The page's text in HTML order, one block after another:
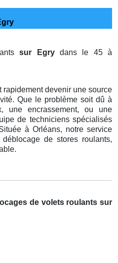
sur Egrydans le 45 à
rapidement devenir une source
Que le problème soit dû à
une encrassement, ou une
de techniciens spécialisés
à Orléans, notre service
de stores roulants,
de volets roulants sur